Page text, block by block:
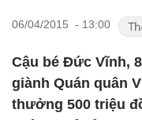
06/04/2015 - 13:00
Cậu bé Đức Vĩnh,
giành Quán quân
thưởng 500 triệu